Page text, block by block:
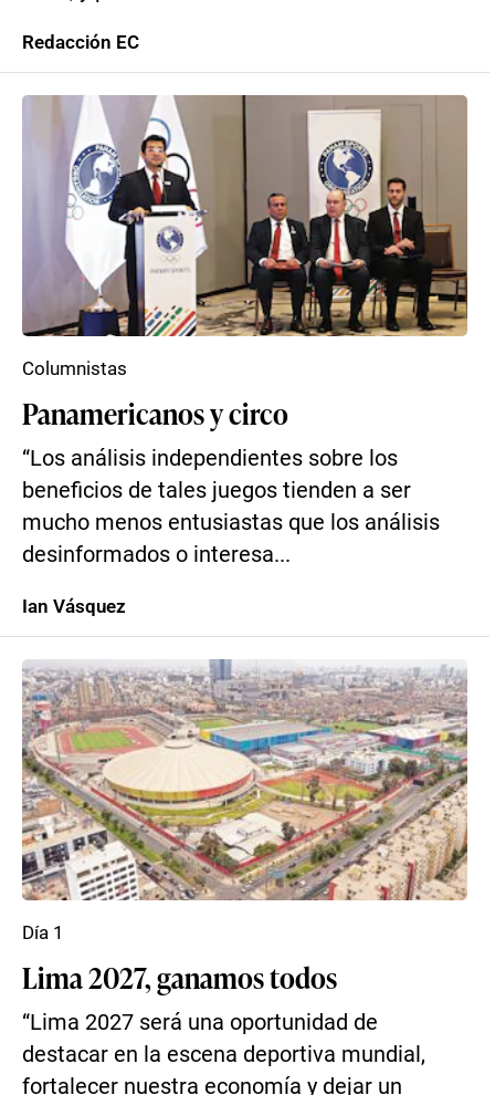
Redacción EC
Panamericanos y circo
“Los análisis independientes sobre los
beneficios de tales juegos tienden a ser
mucho menos entusiastas que los análisis
desinformados o interesa...
Columnistas
Ian Vásquez
Lima 2027, ganamos todos
“Lima 2027 será una oportunidad de
destacar en la escena deportiva mundial,
fortalecer nuestra economía y dejar un
Día 1